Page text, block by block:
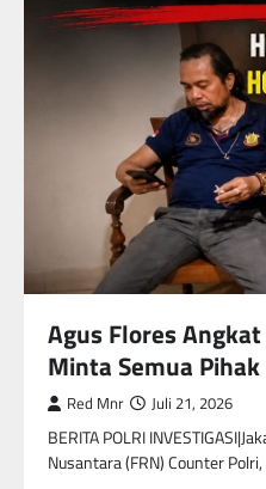
Agus Flores
Minta Semua
Red Mnr Juli 21, 2026
BERITA POLRI
Nusantara (FRN) Counter